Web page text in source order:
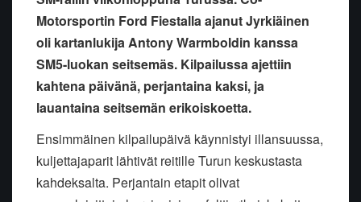
Motorsportin Ford Fiestalla ajanut Jyrkiäinen
oli kartanlukija Antony Warmboldin kanssa
SM5-luokan seitsemäs. Kilpailussa ajettiin
kahtena päivänä, perjantaina kaksi, ja
lauantaina seitsemän erikoiskoetta.
Ensimmäinen kilpailupäivä käynnistyi illansuussa,
kuljettajaparit lähtivät reitille Turun keskustasta
kahdeksalta. Perjantain etapit olivat